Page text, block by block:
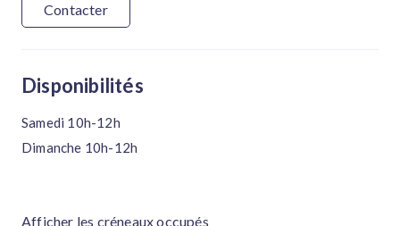
Contacter
Disponibilités
Samedi 10h-12h
Dimanche 10h-12h
Afficher les créneaux occupés